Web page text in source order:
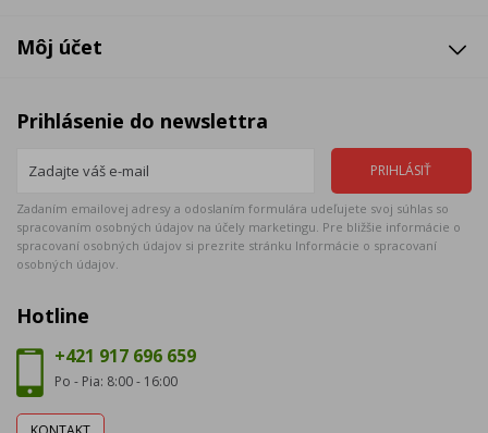
Môj účet
Prihlásenie do newslettra
Zadaním emailovej adresy a odoslaním formulára udeľujete svoj súhlas so
spracovaním osobných údajov na účely marketingu. Pre bližšie informácie o
spracovaní osobných údajov si prezrite stránku Informácie o spracovaní
osobných údajov.
Hotline
+421 917 696 659
Po - Pia: 8:00 - 16:00